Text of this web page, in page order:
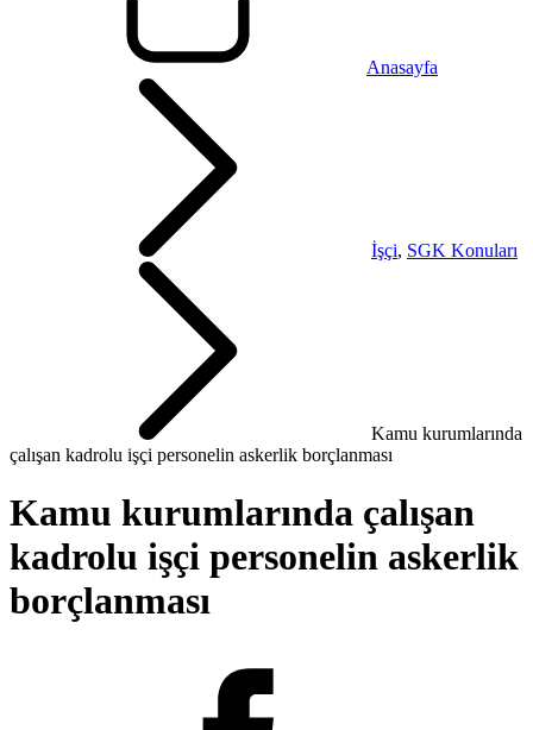
Anasayfa
İşçi, SGK Konuları
Kamu kurumlarında
çalışan kadrolu işçi personelin askerlik borçlanması
Kamu kurumlarında çalışan
kadrolu işçi personelin askerlik
borçlanması